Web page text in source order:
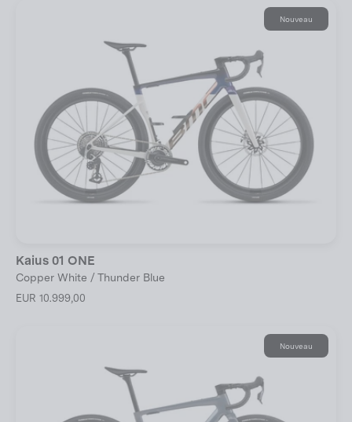
Nouveau
Kaius 01 ONE
Copper White / Thunder Blue
EUR 10.999,00
Nouveau